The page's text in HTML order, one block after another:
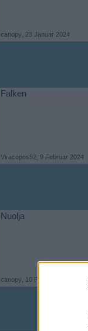
canopy 23 Januar 2024
Falken
Viracopos52 9 Februar 2024
Nuolja
canopy 10 Februar 2024